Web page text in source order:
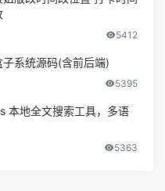
5412
子系统源码(含前后端)
5395
本地全文搜索工具，多语
5363